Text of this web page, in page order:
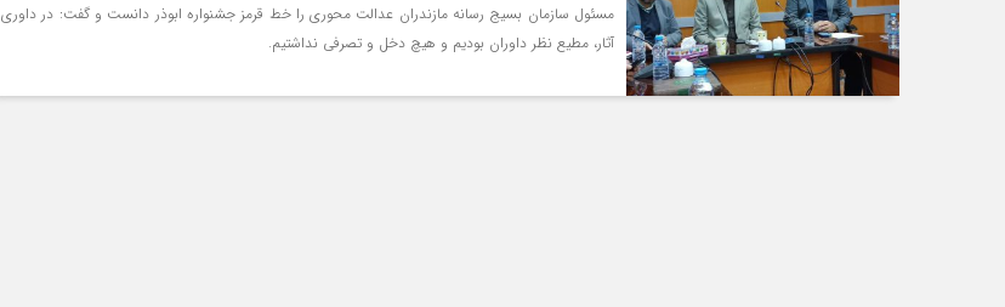
مسئول سازمان بسیج رسانه مازندران عدالت محوری را خط قرمز جشنواره ابوذر دانست و گفت: در داوری
آثار، مطیع نظر داوران بودیم و هیچ دخل و تصرفی نداشتیم.